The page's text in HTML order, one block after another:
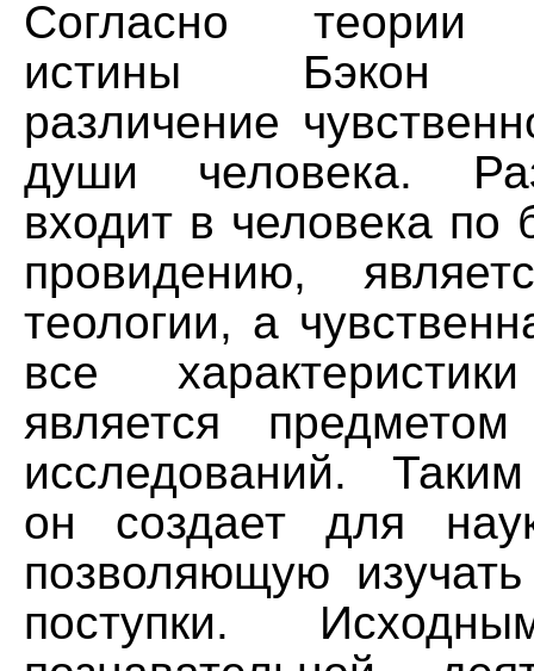
Согласно теории
истины Бэкон
различение
души человека.
входит в человека по
провидению,
теологии, а
все
является
исследований.
он создает для
позволяющую
поступки.